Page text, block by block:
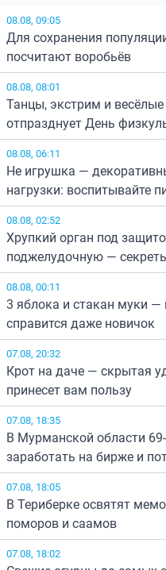
08.08, 09:05
Для сохранения
посчитают воробьёв
08.08, 08:01
Танцы, экстрим и
отпразднует День
08.08, 06:11
Не игрушка —
нагрузки: воспитывайте
08.08, 02:52
Хрупкий орган под
поджелудочную —
08.08, 00:11
3 яблока и стакан муки
справится даже новичок
07.08, 20:32
Крот на даче — скрытая
принесет вам пользу
07.08, 18:35
В Мурманской области
заработать на бирже и
07.08, 18:05
В Териберке освятят
поморов и саамов
07.08, 18:02